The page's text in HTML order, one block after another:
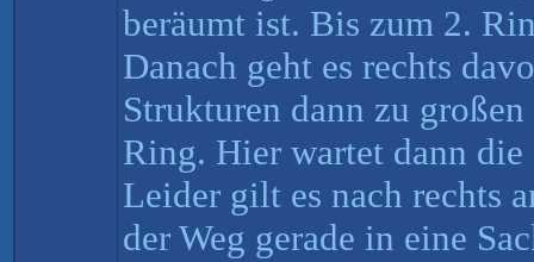
beräumt ist. Bis zum 2.
Danach geht es rechts
Strukturen dann zu
Ring. Hier wartet dann
Leider gilt es nach rechts
der Weg gerade in eine